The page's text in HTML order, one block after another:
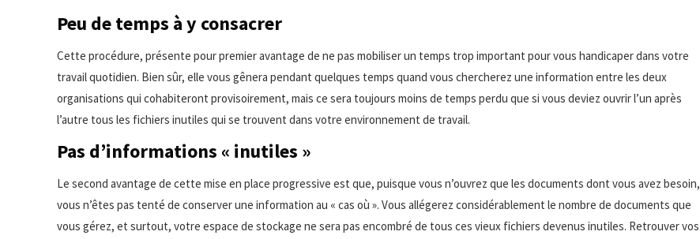
Peu de temps à y consacrer
Cette procédure, présente pour premier avantage de ne pas mobiliser un temps trop important pour vous handicaper dans votre
travail quotidien. Bien sûr, elle vous gênera pendant quelques temps quand vous chercherez une information entre les deux
organisations qui cohabiteront provisoirement, mais ce sera toujours moins de temps perdu que si vous deviez ouvrir l’un après
l’autre tous les fichiers inutiles qui se trouvent dans votre environnement de travail.
Pas d’informations « inutiles »
Le second avantage de cette mise en place progressive est que, puisque vous n’ouvrez que les documents dont vous avez besoin,
vous n’êtes pas tenté de conserver une information au « cas où ». Vous allégerez considérablement le nombre de documents que
vous gérez, et surtout, votre espace de stockage ne sera pas encombré de tous ces vieux fichiers devenus inutiles. Retrouver vos